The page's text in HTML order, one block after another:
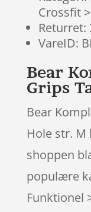
Crossfit
Returret:
VareID:
Bear
Grips
Bear
Hole str.
shoppen
populære
Funktionel